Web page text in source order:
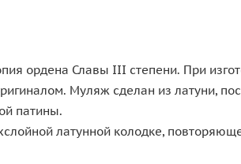
ордена Славы III степени. При
Муляж сделан из латуни,
патины.
латунной колодке,